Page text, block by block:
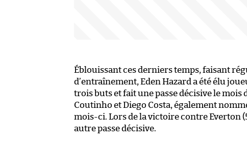
Éblouissant ces derniers temps, faisant
d’entraînement, Eden Hazard a été élu
trois buts et fait une passe décisive le
Coutinho et Diego Costa, également
mois-ci. Lors de la victoire contre Everton
autre passe décisive.